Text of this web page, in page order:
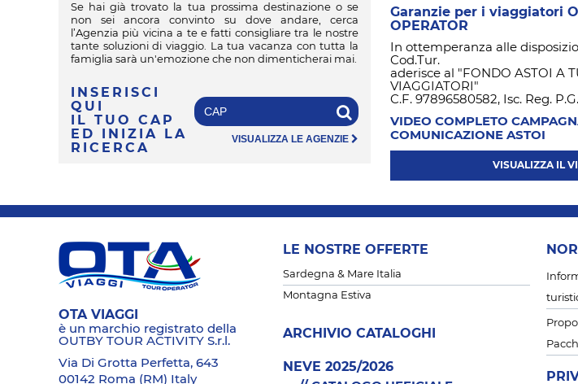
Se hai già trovato la tua prossima destinazione o se
non sei ancora convinto su dove andare, cerca
l’Agenzia più vicina a te e fatti consigliare tra le nostre
tante soluzioni di viaggio. La tua vacanza con tutta la
famiglia sarà un'emozione che non dimenticherai mai.
INSERISCI
QUI
IL TUO CAP
ED INIZIA LA
RICERCA
VISUALIZZA LE AGENZIE
Garanzie per i viaggiatori
OPERATOR
In ottemperanza alle
Cod.Tur.
aderisce al "FONDO ASTOI A
VIAGGIATORI"
C.F. 97896580582, Isc. Reg.
VIDEO COMPLETO
COMUNICAZIONE ASTOI
VISUALIZZA IL
OTA VIAGGI
è un marchio registrato della
OUTBY TOUR ACTIVITY S.r.l.
Via Di Grotta Perfetta, 643
00142 Roma (RM) Italy
LE NOSTRE OFFERTE
Sardegna & Mare Italia
Montagna Estiva
ARCHIVIO CATALOGHI
NEVE 2025/2026